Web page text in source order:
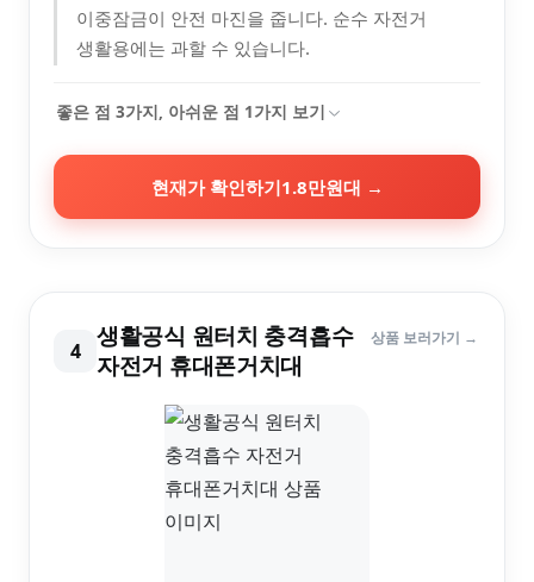
이중잠금이 안전 마진을 줍니다. 순수 자전거
생활용에는 과할 수 있습니다.
좋은 점 3가지, 아쉬운 점 1가지 보기
현재가 확인하기1.8만원대 →
4
생활공식 원터치 충격흡수
자전거 휴대폰거치대
상품 보러가기 →